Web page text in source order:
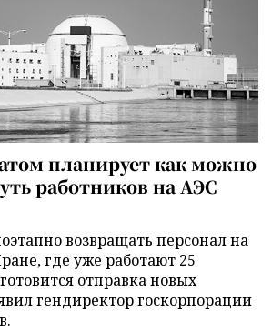
планирует как можно
работников на АЭС
возвращать персонал на
где уже работают 25
отправка новых
гендиректор госкорпорации